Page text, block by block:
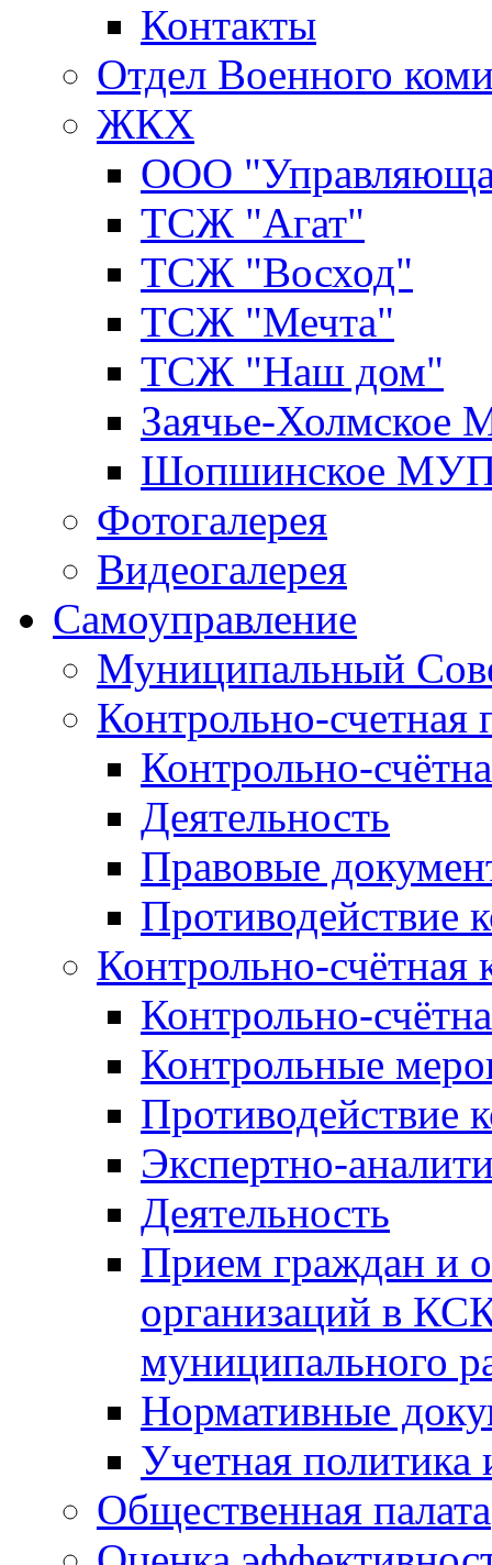
Контакты
Отдел Военного
ЖКХ
ООО
ТСЖ "Агат"
ТСЖ "Восход"
ТСЖ "Мечта"
ТСЖ "Наш дом"
Заячье-
Шопшинское
Фотогалерея
Видеогалерея
Самоуправление
Муниципальный
Контрольно-счетная
Контрольно-
Деятельность
Правовые
Противодействие
Контрольно-счётная
Контрольно-
Контрольные
Противодействие
Экспертно-
Деятельность
Прием граждан и
организаций в
муниципального
Нормативные
Учетная политика
Общественная палата